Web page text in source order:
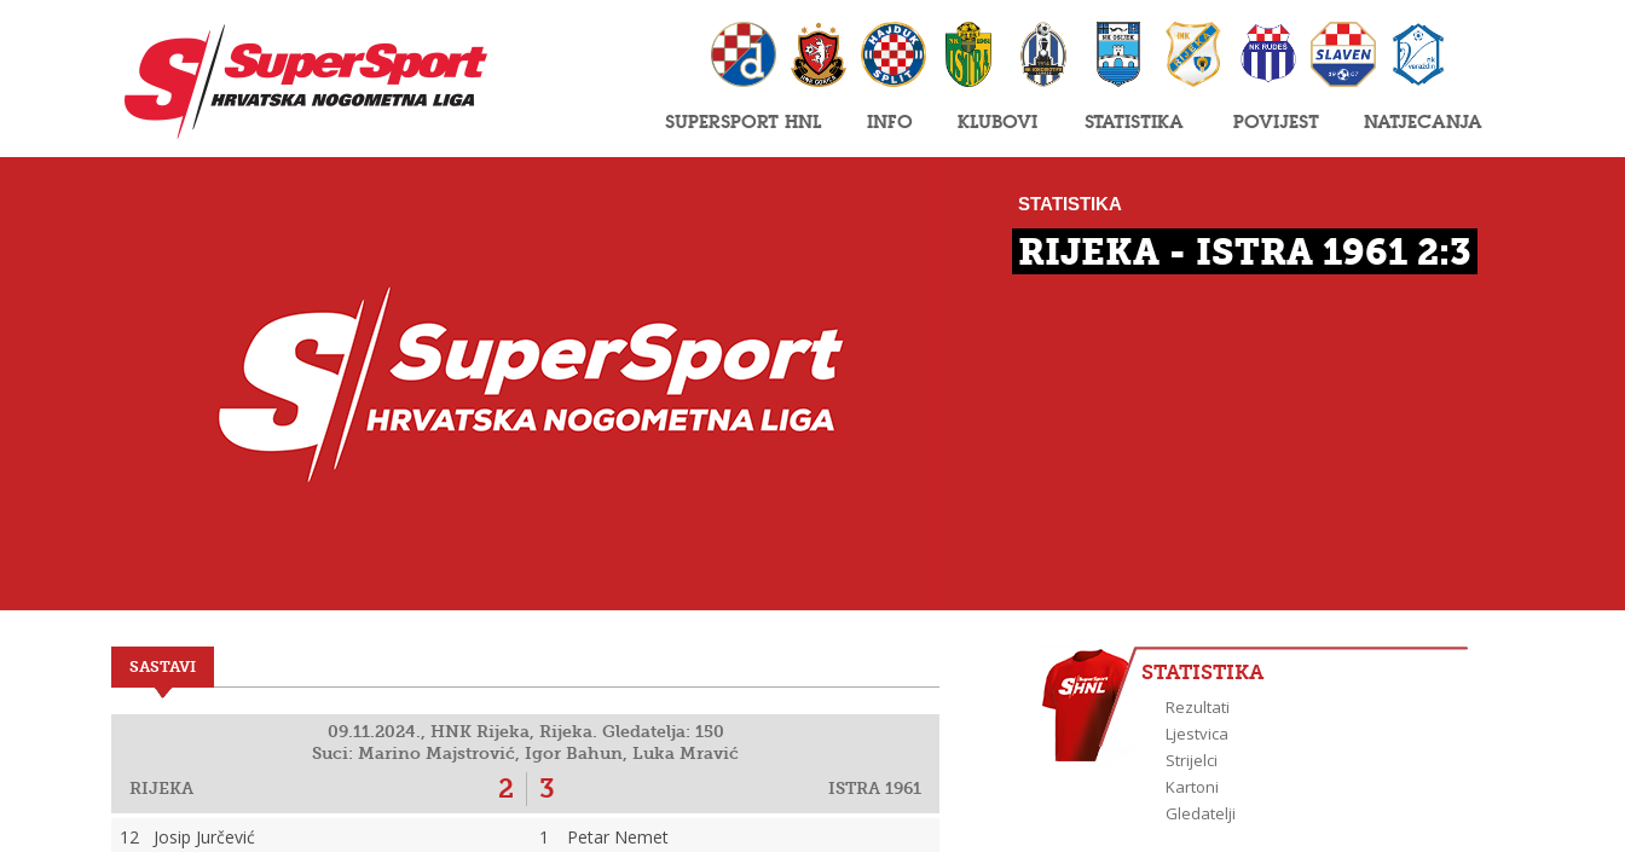
SuperSport HNL Info Klubovi Statistika Povijest Natjecanja
STATISTIKA
RIJEKA - ISTRA 1961 2:3
SASTAVI
09.11.2024., HNK Rijeka, Rijeka. Gledatelja: 150
Suci: Marino Majstrović, Igor Bahun, Luka Mravić
RIJEKA
2 ISTRA 1961
3
12 Josip Jurčević 1
Petar Nemet
STATISTIKA
Rezultati
Ljestvica
Strijelci
Kartoni
Gledatelji